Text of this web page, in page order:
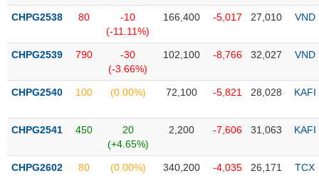
Niêm
Niêm
mới
yết
bổ
Hủy
CHPG2538 80
-10
(-11.11%)
166,400 -5,017 27,010 VND
CHPG2539 790
-30
(-3.66%)
102,100 -8,766 32,027 VND
CHPG2540 100 (0.00%) 72,100 -5,821 28,028 KAFI
CHPG2541 450
20
(+4.65%)
2,200 -7,606 31,063 KAFI
CHPG2602 80 (0.00%) 340,200 -4,035 26,171 TCX
PHIẾU
PHÁI
TRÁI
PHIẾU